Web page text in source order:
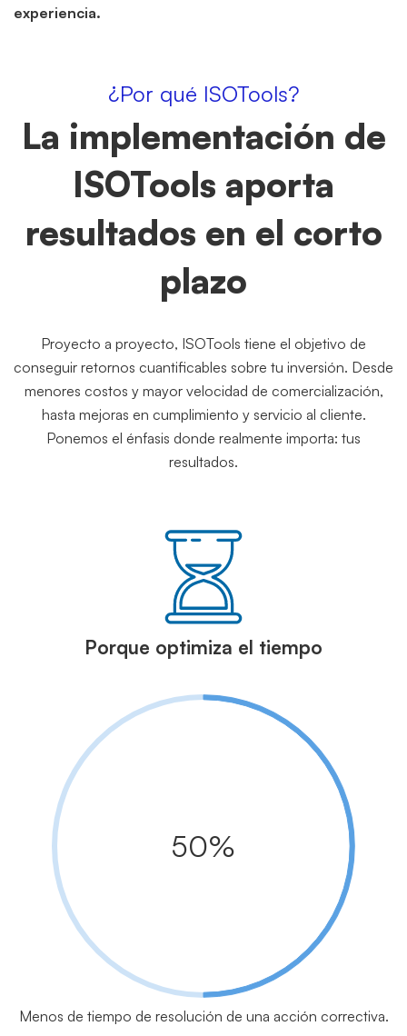
experiencia.
¿Por qué ISOTools?
La implementación de
ISOTools aporta
resultados en el corto
plazo
Proyecto a proyecto, ISOTools tiene el objetivo de
conseguir retornos cuantificables sobre tu inversión. Desde
menores costos y mayor velocidad de comercialización,
hasta mejoras en cumplimiento y servicio al cliente.
Ponemos el énfasis donde realmente importa: tus
resultados.
Porque optimiza el tiempo
50%
Menos de tiempo de resolución de una acción correctiva.